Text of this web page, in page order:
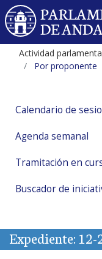
Actividad
Por proponente
Calendario de
Agenda semanal
Tramitación en
Buscador de
Expediente: